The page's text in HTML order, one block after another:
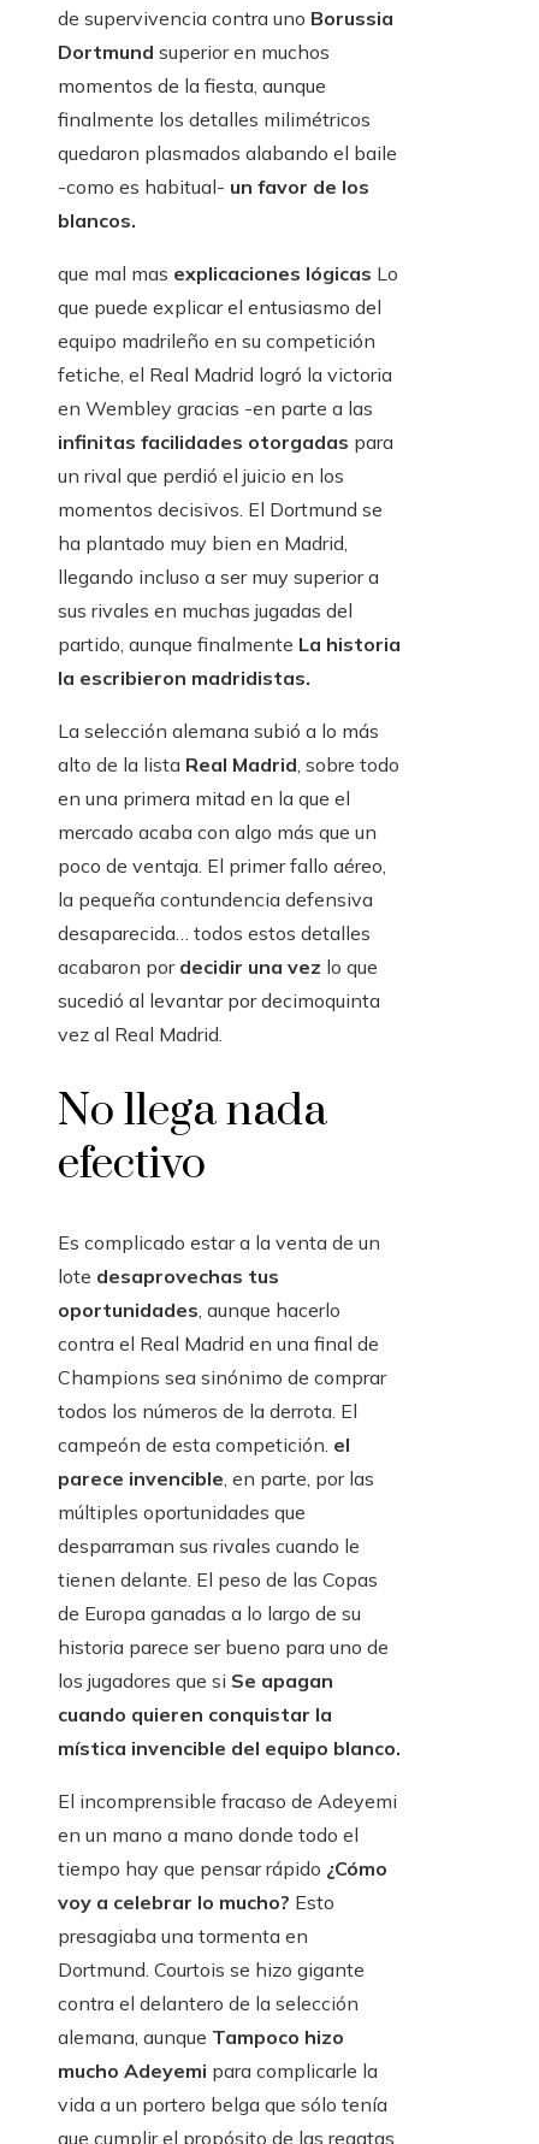
de supervivencia contra uno Borussia
Dortmund superior en muchos
momentos de la fiesta, aunque
finalmente los detalles milimétricos
quedaron plasmados alabando el baile
-como es habitual- un favor de los
blancos.
que mal mas explicaciones lógicas Lo
que puede explicar el entusiasmo del
equipo madrileño en su competición
fetiche, el Real Madrid logró la victoria
en Wembley gracias -en parte a las
infinitas facilidades otorgadas para
un rival que perdió el juicio en los
momentos decisivos. El Dortmund se
ha plantado muy bien en Madrid,
llegando incluso a ser muy superior a
sus rivales en muchas jugadas del
partido, aunque finalmente La historia
la escribieron madridistas.
La selección alemana subió a lo más
alto de la lista Real Madrid, sobre todo
en una primera mitad en la que el
mercado acaba con algo más que un
poco de ventaja. El primer fallo aéreo,
la pequeña contundencia defensiva
desaparecida… todos estos detalles
acabaron por decidir una vez lo que
sucedió al levantar por decimoquinta
vez al Real Madrid.
No llega nada
efectivo
Es complicado estar a la venta de un
lote desaprovechas tus
oportunidades , aunque hacerlo
contra el Real Madrid en una final de
Champions sea sinónimo de comprar
todos los números de la derrota. El
campeón de esta competición. el
parece invencible , en parte, por las
múltiples oportunidades que
desparraman sus rivales cuando le
tienen delante. El peso de las Copas
de Europa ganadas a lo largo de su
historia parece ser bueno para uno de
los jugadores que si Se apagan
cuando quieren conquistar la
mística invencible del equipo blanco.
El incomprensible fracaso de Adeyemi
en un mano a mano donde todo el
tiempo hay que pensar rápido ¿Cómo
voy a celebrar lo mucho? Esto
presagiaba una tormenta en
Dortmund. Courtois se hizo gigante
contra el delantero de la selección
alemana, aunque Tampoco hizo
mucho Adeyemi para complicarle la
vida a un portero belga que sólo tenía
que cumplir el propósito de las regatas